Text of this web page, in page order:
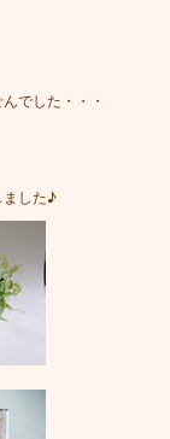
でした・・・
ました♪